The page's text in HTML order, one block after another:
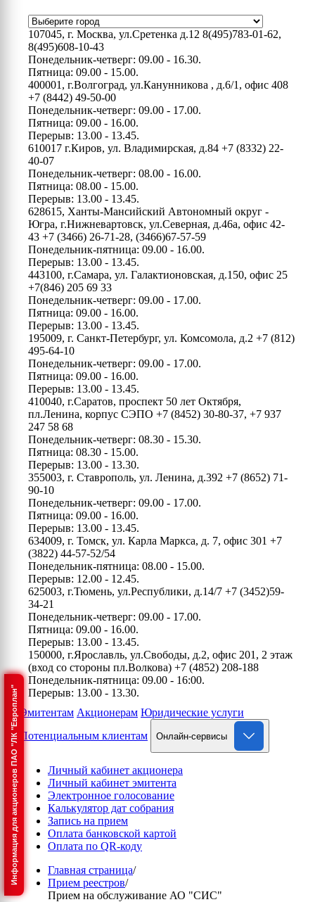
Информация для акционеров ПАО "ЛК "Европлан"
107045, г. Москва, ул.Сретенка д.12 8(495)783-01-62,
8(495)608-10-43
Понедельник-четверг: 09.00 - 16.30.
Пятница: 09.00 - 15.00.
400001, г.Волгоград, ул.Канунникова , д.6/1, офис 408
+7 (8442) 49-50-00
Понедельник-четверг: 09.00 - 17.00.
Пятница: 09.00 - 16.00.
Перерыв: 13.00 - 13.45.
610017 г.Киров, ул. Владимирская, д.84 +7 (8332) 22-
40-07
Понедельник-четверг: 08.00 - 16.00.
Пятница: 08.00 - 15.00.
Перерыв: 13.00 - 13.45.
628615, Ханты-Мансийский Автономный округ -
Югра, г.Нижневартовск, ул.Северная, д.46а, офис 42-
43 +7 (3466) 26-71-28, (3466)67-57-59
Понедельник-пятница: 09.00 - 16.00.
Перерыв: 13.00 - 13.45.
443100, г.Самара, ул. Галактионовская, д.150, офис 25
+7(846) 205 69 33
Понедельник-четверг: 09.00 - 17.00.
Пятница: 09.00 - 16.00.
Перерыв: 13.00 - 13.45.
195009, г. Санкт-Петербург, ул. Комсомола, д.2 +7 (812)
495-64-10
Понедельник-четверг: 09.00 - 17.00.
Пятница: 09.00 - 16.00.
Перерыв: 13.00 - 13.45.
410040, г.Саратов, проспект 50 лет Октября,
пл.Ленина, корпус СЭПО +7 (8452) 30-80-37, +7 937
247 58 68
Понедельник-четверг: 08.30 - 15.30.
Пятница: 08.30 - 15.00.
Перерыв: 13.00 - 13.30.
355003, г. Ставрополь, ул. Ленина, д.392 +7 (8652) 71-
90-10
Понедельник-четверг: 09.00 - 17.00.
Пятница: 09.00 - 16.00.
Перерыв: 13.00 - 13.45.
634009, г. Томск, ул. Карла Маркса, д. 7, офис 301 +7
(3822) 44-57-52/54
Понедельник-пятница: 08.00 - 15.00.
Перерыв: 12.00 - 12.45.
625003, г.Тюмень, ул.Республики, д.14/7 +7 (3452)59-
34-21
Понедельник-четверг: 09.00 - 17.00.
Пятница: 09.00 - 16.00.
Перерыв: 13.00 - 13.45.
150000, г.Ярославль, ул.Свободы, д.2, офис 201, 2 этаж
(вход со стороны пл.Волкова) +7 (4852) 208-188
Понедельник-пятница: 09.00 - 16:00.
Перерыв: 13.00 - 13.30.
Эмитентам Акционерам Юридические услуги
Потенциальным клиентам
Онлайн-сервисы
Личный кабинет акционера
Личный кабинет эмитента
Электронное голосование
Калькулятор дат собрания
Запись на прием
Оплата банковской картой
Оплата по QR-коду
Главная страница/
Прием реестров/
Прием на обслуживание АО "СИС"